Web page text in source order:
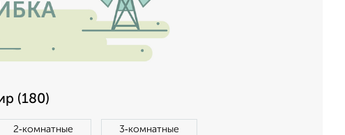
(180)
2‑комнатные 3‑комнатные